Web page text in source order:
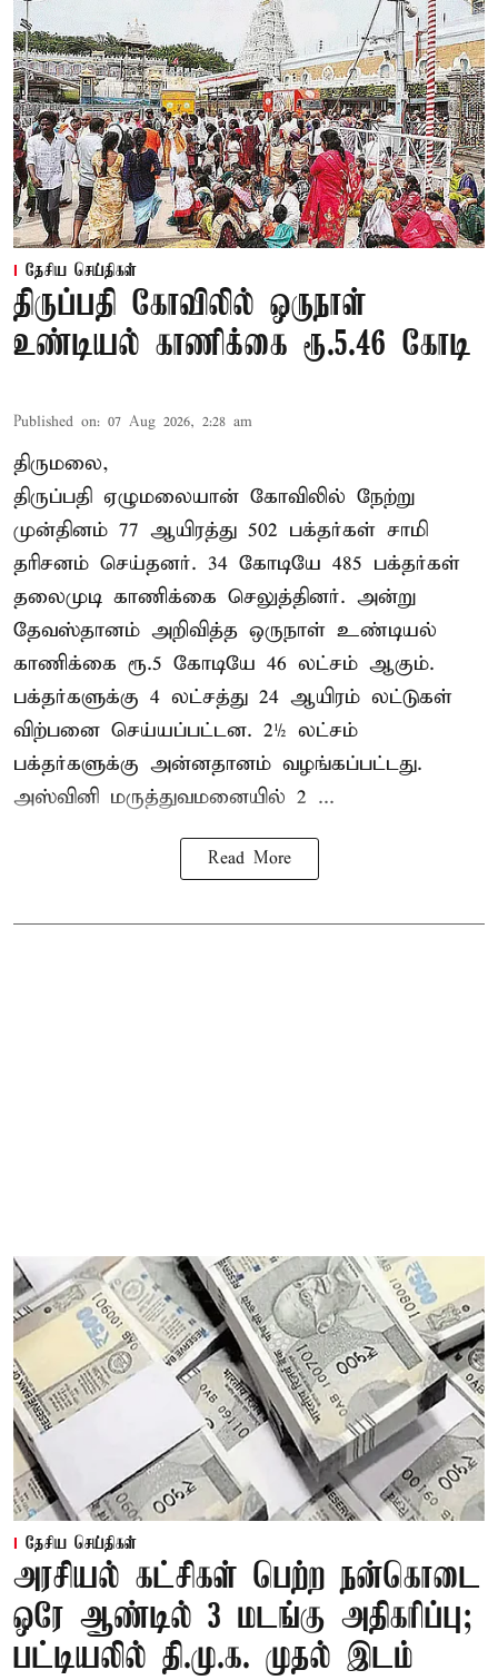
தேசிய செய்திகள்
திருப்பதி கோவிலில் ஒருநாள்
உண்டியல் காணிக்கை ரூ.5.46 கோடி
Published on: 07 Aug 2026, 2:28 am
திருமலை,
திருப்பதி ஏழுமலையான் கோவிலில் நேற்று
முன்தினம் 77 ஆயிரத்து 502 பக்தர்கள் சாமி
தரிசனம் செய்தனர். 34 கோடியே 485 பக்தர்கள்
தலைமுடி காணிக்கை செலுத்தினர். அன்று
தேவஸ்தானம் அறிவித்த ஒருநாள் உண்டியல்
காணிக்கை ரூ.5 கோடியே 46 லட்சம் ஆகும்.
பக்தர்களுக்கு 4 லட்சத்து 24 ஆயிரம் லட்டுகள்
விற்பனை செய்யப்பட்டன. 2½ லட்சம்
பக்தர்களுக்கு அன்னதானம் வழங்கப்பட்டது.
அஸ்வினி மருத்துவமனையில் 2 ...
Read More
தேசிய செய்திகள்
அரசியல் கட்சிகள் பெற்ற நன்கொடை
ஒரே ஆண்டில் 3 மடங்கு அதிகரிப்பு;
பட்டியலில் தி.மு.க. முதல் இடம்